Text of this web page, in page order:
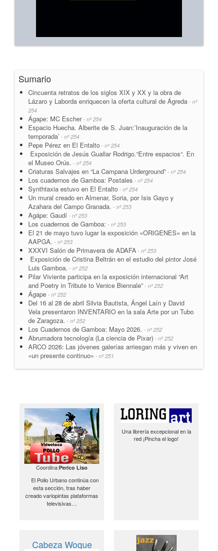
Sumario
Cincuenta retratos de los siglos XIX y XX y la obra de
Lázaro y Laborda enriquecen la oferta cultural de Ágreda - nº
254
Ágape: MC Escher- nº 254
Espacio Huecha. Alberite de S. Juan:’Inauguración de la
temporada’ - nº 254
Pepe Pérez en El Entalto - nº 254
Exposición de Jesús Guallar Rodrigo.“Entre espacios“. En
el Museo Orús. - nº 254
Criaturas Salvajes en “La Campana Urderground” - nº 254
Los cuadernos de Gamboa: Postales - nº 254
Synthtaxia estuvo en El Entalto - nº 254
Un mural creado en Almenar, Soria, por Isis Gayo y
Azahara del Campo Granada. - nº 253
Agápe: Gaudí - nº 253
Los cuadernos de Gamboa: - nº 253
El 21 de mayo tuvo lugar la exposición «ORIGENES» en la
AAPGA. - nº 253
XXXVI Salón de Primavera de ADAFA - nº 253
Exposición de Cristina Beltrán en el estudio del pintor José
Luis Gamboa. - nº 252
Pilar Viviente participa en la exposición internacional “Art
and Poetry in Tribute to Venice Biennale” - nº 252
Ágape - nº 252
Del 16 al 28 de abril Silvia Bautista, Ángel Laín y David
Vela presentaron INVENTARIO en la sala Arte por un Tubo
de Zaragoza. - nº 252
Los Cuadernos de Gamboa: Mayo 2026. - nº 252
Abrumadora tecnología (La ciencia de Pixar) - nº 252
ARCO 2026: Las jóvenes galerías arriesgan más y viven en
«un presente continuo» - nº 251
Coordina:Perico Liso
El Pollo Urbano continúa con
esta sección, tras haber
creado variopintas plataformas
televisivas…
Una librería excepcional en la
red ¡Pincha el logo!
Cabeza Woque